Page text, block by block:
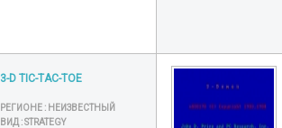
3-D TIC-TAC-TOE
РЕГИОНЕ : НЕИЗВЕСТНЫЙ
ВИД :STRATEGY